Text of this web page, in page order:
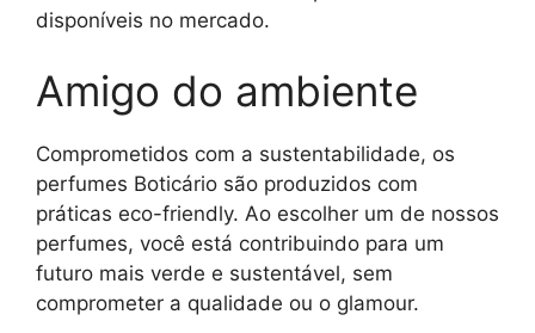
disponíveis no mercado.
Amigo do ambiente
Comprometidos com a sustentabilidade, os
perfumes Boticário são produzidos com
práticas eco-friendly. Ao escolher um de nossos
perfumes, você está contribuindo para um
futuro mais verde e sustentável, sem
comprometer a qualidade ou o glamour.